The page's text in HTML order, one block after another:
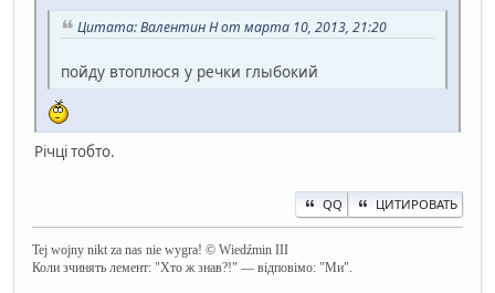
Цитата: Валентин Н от марта 10, 2013, 21:20
пойду втоплюся у речки глыбокий
Річці тобто.
QQ ЦИТИРОВАТЬ
Tej wojny nikt za nas nie wygra! © Wiedźmin III
Коли зчинять лемент: "Хто ж знав?!" — відповімо: "Ми".